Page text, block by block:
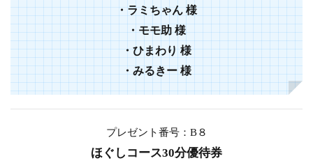
・ラミちゃん 様
・モモ助 様
・ひまわり 様
・みるきー 様
プレゼント番号：B８
ほぐしコース30分優待券